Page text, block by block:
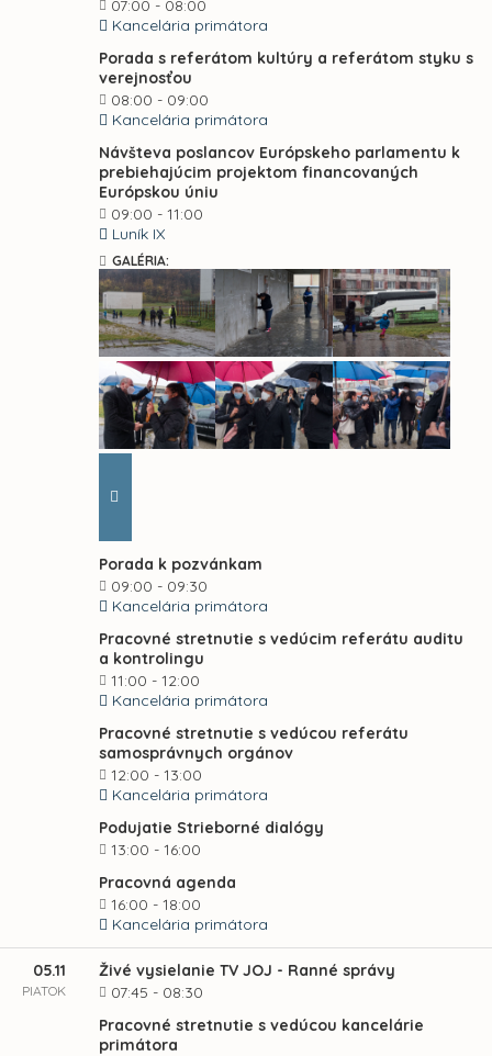
07:00 - 08:00
Kancelária primátora
Porada s referátom kultúry a referátom styku s
verejnosťou
08:00 - 09:00
Kancelária primátora
Návšteva poslancov Európskeho parlamentu k
prebiehajúcim projektom financovaných
Európskou úniu
09:00 - 11:00
Luník IX
GALÉRIA:
Porada k pozvánkam
09:00 - 09:30
Kancelária primátora
Pracovné stretnutie s vedúcim referátu auditu
a kontrolingu
11:00 - 12:00
Kancelária primátora
Pracovné stretnutie s vedúcou referátu
samosprávnych orgánov
12:00 - 13:00
Kancelária primátora
Podujatie Strieborné dialógy
13:00 - 16:00
Pracovná agenda
16:00 - 18:00
Kancelária primátora
05.11
PIATOK
Živé vysielanie TV JOJ - Ranné správy
07:45 - 08:30
Pracovné stretnutie s vedúcou kancelárie
primátora